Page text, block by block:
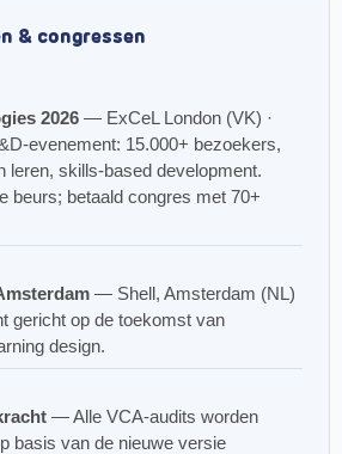
& congressen
2026 — ExCeL London (VK) ·
evenement: 15.000+ bezoekers,
leren, skills-based development.
beurs; betaald congres met 70+
— Shell, Amsterdam (NL)
gericht op de toekomst van
design.
— Alle VCA-audits worden
basis van de nieuwe versie